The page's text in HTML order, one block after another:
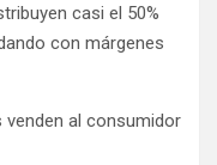
casi el 50%
con márgenes
venden al consumidor